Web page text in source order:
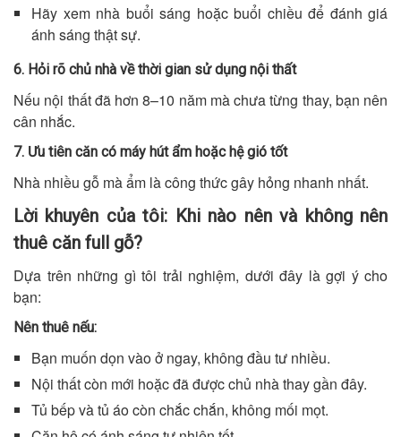
Hãy xem nhà buổi sáng hoặc buổi chiều để đánh giá
ánh sáng thật sự.
6. Hỏi rõ chủ nhà về thời gian sử dụng nội thất
Nếu nội thất đã hơn 8–10 năm mà chưa từng thay, bạn nên
cân nhắc.
7. Ưu tiên căn có máy hút ẩm hoặc hệ gió tốt
Nhà nhiều gỗ mà ẩm là công thức gây hỏng nhanh nhất.
Lời khuyên của tôi: Khi nào nên và không nên
thuê căn full gỗ?
Dựa trên những gì tôi trải nghiệm, dưới đây là gợi ý cho
bạn:
Nên thuê nếu:
Bạn muốn dọn vào ở ngay, không đầu tư nhiều.
Nội thất còn mới hoặc đã được chủ nhà thay gần đây.
Tủ bếp và tủ áo còn chắc chắn, không mối mọt.